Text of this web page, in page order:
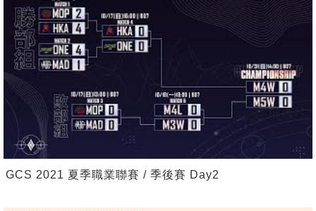
GCS 2021 夏季職業聯賽 / 季後賽 Day2